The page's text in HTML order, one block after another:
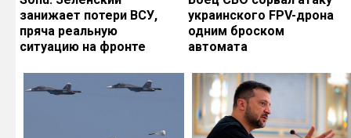
занижает потери ВСУ,
пряча реальную
ситуацию на фронте
украинского FPV-дрона
одним броском
автомата